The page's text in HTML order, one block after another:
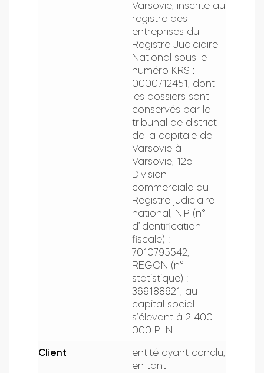
Varsovie, inscrite au
registre des
entreprises du
Registre Judiciaire
National sous le
numéro KRS :
0000712451, dont
les dossiers sont
conservés par le
tribunal de district
de la capitale de
Varsovie à
Varsovie, 12e
Division
commerciale du
Registre judiciaire
national, NIP (n°
d’identification
fiscale) :
7010795542,
REGON (n°
statistique) :
369188621, au
capital social
s’élevant à 2 400
000 PLN
Client
entité ayant conclu,
en tant